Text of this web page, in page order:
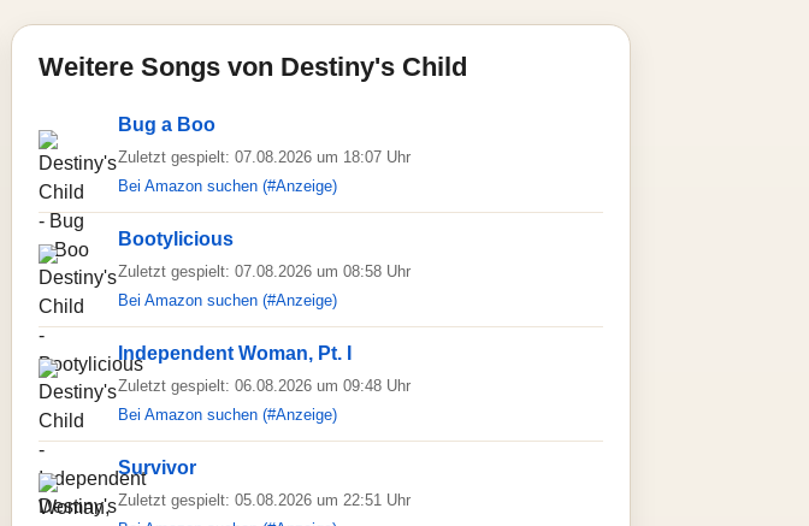
Weitere Songs von Destiny's Child
Bug a Boo
Zuletzt gespielt: 07.08.2026 um 18:07 Uhr
Bei Amazon suchen (#Anzeige)
Bootylicious
Zuletzt gespielt: 07.08.2026 um 08:58 Uhr
Bei Amazon suchen (#Anzeige)
Independent Woman, Pt. I
Zuletzt gespielt: 06.08.2026 um 09:48 Uhr
Bei Amazon suchen (#Anzeige)
Survivor
Zuletzt gespielt: 05.08.2026 um 22:51 Uhr